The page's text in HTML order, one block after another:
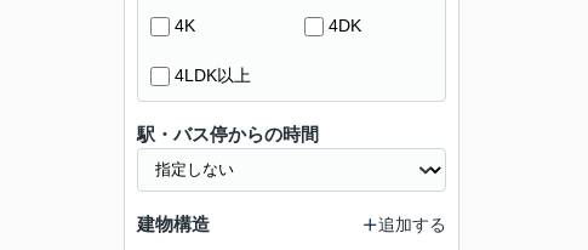
4K 4DK
4LDK以上
駅・バス停からの時間
建物構造 追加する